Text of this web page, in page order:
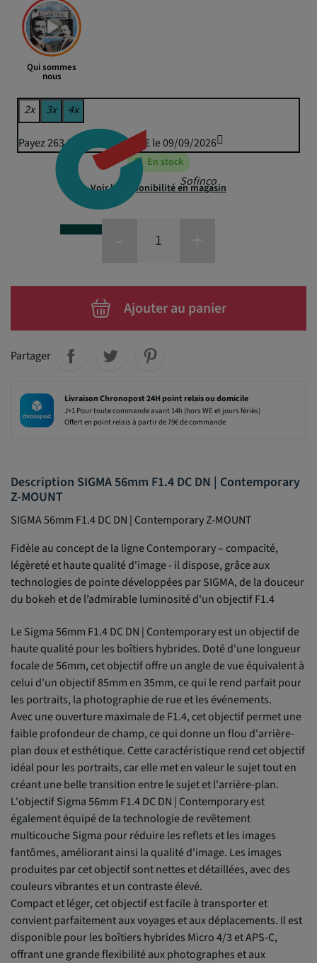
Qui sommes
nous
Sofinco
2x 3x 4x
Payez 263,96 € puis 259,50 € le 09/09/2026
En stock
Voir la disponibilité en magasin
Ajouter au panier
Partager
Livraison Chronopost 24H point relais ou domicile
J+1 Pour toute commande avant 14h (hors WE et jours fériés)
Offert en point relais à partir de 79€ de commande
Description SIGMA 56mm F1.4 DC DN | Contemporary
Z-MOUNT
SIGMA 56mm F1.4 DC DN | Contemporary Z-MOUNT
Fidèle au concept de la ligne Contemporary – compacité,
légèreté et haute qualité d'image - il dispose, grâce aux
technologies de pointe développées par SIGMA, de la douceur
du bokeh et de l’admirable luminosité d'un objectif F1.4
Le Sigma 56mm F1.4 DC DN | Contemporary est un objectif de
haute qualité pour les boîtiers hybrides. Doté d'une longueur
focale de 56mm, cet objectif offre un angle de vue équivalent à
celui d'un objectif 85mm en 35mm, ce qui le rend parfait pour
les portraits, la photographie de rue et les événements.
Avec une ouverture maximale de F1.4, cet objectif permet une
faible profondeur de champ, ce qui donne un flou d'arrière-
plan doux et esthétique. Cette caractéristique rend cet objectif
idéal pour les portraits, car elle met en valeur le sujet tout en
créant une belle transition entre le sujet et l'arrière-plan.
L'objectif Sigma 56mm F1.4 DC DN | Contemporary est
également équipé de la technologie de revêtement
multicouche Sigma pour réduire les reflets et les images
fantômes, améliorant ainsi la qualité d'image. Les images
produites par cet objectif sont nettes et détaillées, avec des
couleurs vibrantes et un contraste élevé.
Compact et léger, cet objectif est facile à transporter et
convient parfaitement aux voyages et aux déplacements. Il est
disponible pour les boîtiers hybrides Micro 4/3 et APS-C,
offrant une grande flexibilité aux photographes et aux